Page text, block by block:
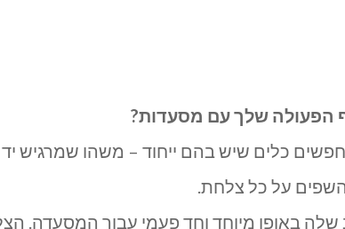
הפעולה שלך עם מסעדות?
כלים שיש בהם ייחוד – משהו שמרגיש
על כל צלחת.
שלה באופן מיוחד וחד פעמי עבור המסעדה.